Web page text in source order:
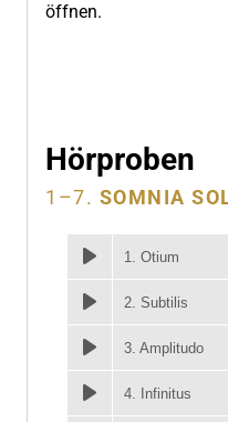
öffnen.
Hörproben
1–7. SOMNIA
1. Otium
2. Subtilis
3. Amplitudo
4. Infinitus